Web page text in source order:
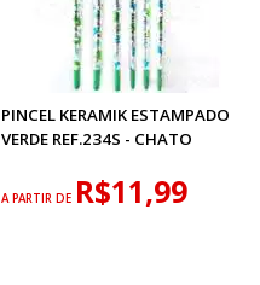
PINCEL KERAMIK ESTAMPADO
VERDE REF.234S - CHATO
A PARTIR DE R$11,99